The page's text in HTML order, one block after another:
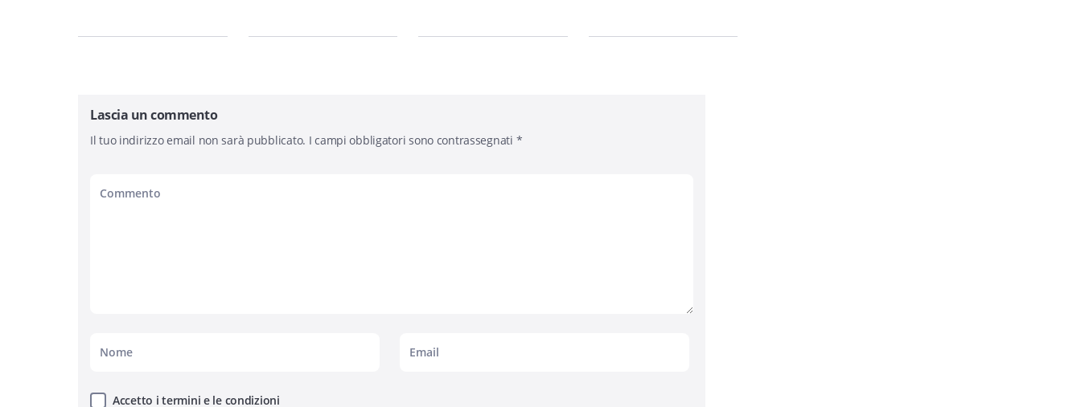
Lascia un commento
Il tuo indirizzo email non sarà pubblicato. I campi obbligatori sono contrassegnati *
Accetto i termini e le condizioni